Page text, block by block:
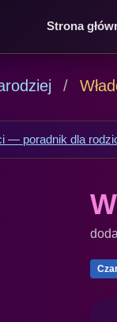
Strona
— poradnik dla